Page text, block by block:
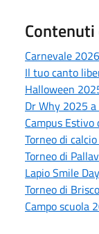
Carnevale
Il tuo canto
Halloween
Dr Why 2025
Campus
Torneo di
Torneo di
Lapio Smile
Torneo di
Campo scuola